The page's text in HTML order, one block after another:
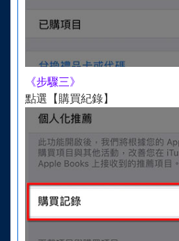
《步驟三》
點選【購買紀錄】